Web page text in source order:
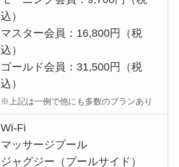
込）
マスター会員：16,800円（税
込）
ゴールド会員：31,500円（税
込）
※上記は一例で他にも多数のプランあり
Wi-Fi
マッサージプール
ジャグジー（プールサイド）